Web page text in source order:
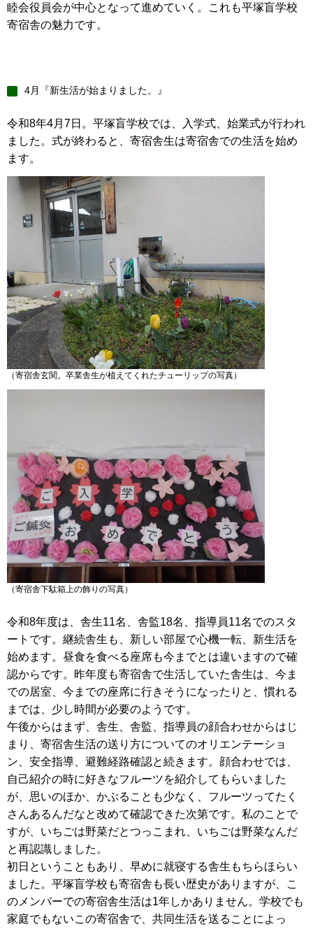
睦会役員会が中心となって進めていく。これも平塚盲学校
寄宿舎の魅力です。
4月『新生活が始まりました。』
令和8年4月7日。平塚盲学校では、入学式、始業式が行われ
ました。式が終わると、寄宿舎生は寄宿舎での生活を始め
ます。
（寄宿舎玄関。卒業舎生が植えてくれたチューリップの写真）
（寄宿舎下駄箱上の飾りの写真）
令和8年度は、舎生11名、舎監18名、指導員11名でのスタ
ートです。継続舎生も、新しい部屋で心機一転、新生活を
始めます。昼食を食べる座席も今までとは違いますので確
認からです。昨年度も寄宿舎で生活していた舎生は、今ま
での居室、今までの座席に行きそうになったりと、慣れる
までは、少し時間が必要のようです。
午後からはまず、舎生、舎監、指導員の顔合わせからはじ
まり、寄宿舎生活の送り方についてのオリエンテーショ
ン、安全指導、避難経路確認と続きます。顔合わせでは、
自己紹介の時に好きなフルーツを紹介してもらいました
が、思いのほか、かぶることも少なく、フルーツってたく
さんあるんだなと改めて確認できた次第です。私のことで
すが、いちごは野菜だとつっこまれ、いちごは野菜なんだ
と再認識しました。
初日ということもあり、早めに就寝する舎生もちらほらい
ました。平塚盲学校も寄宿舎も長い歴史がありますが、こ
のメンバーでの寄宿舎生活は1年しかありません。学校でも
家庭でもないこの寄宿舎で、共同生活を送ることによっ